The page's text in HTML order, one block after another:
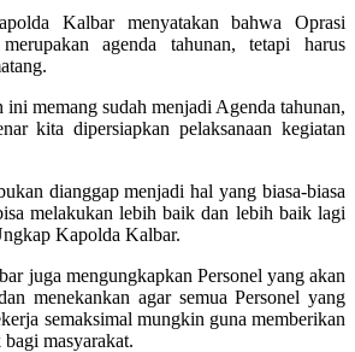
Kalbar menyatakan bahwa Oprasi
agenda tahunan, tetapi harus
ini memang sudah menjadi Agenda tahunan,
kita dipersiapkan pelaksanaan kegiatan
dianggap menjadi hal yang biasa-biasa
melakukan lebih baik dan lebih baik lagi
Kapolda Kalbar.
juga mengungkapkan Personel yang akan
menekankan agar semua Personel yang
semaksimal mungkin guna memberikan
masyarakat.